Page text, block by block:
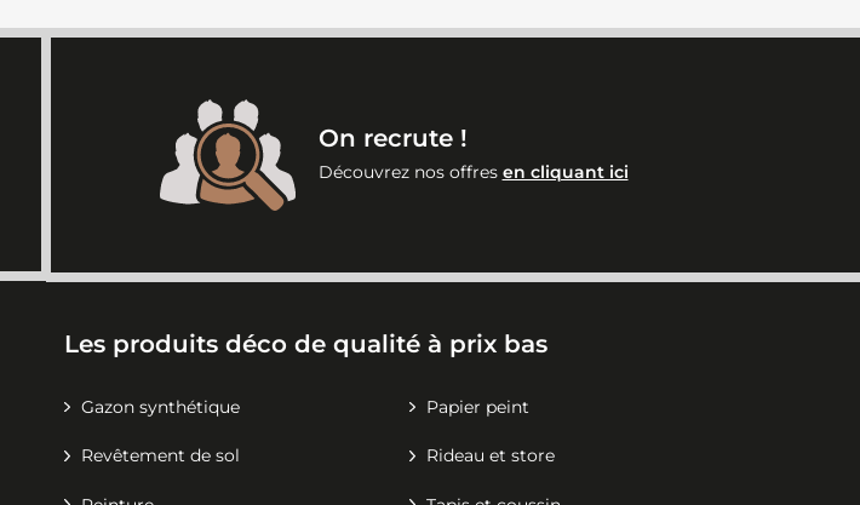
On recrute !
Découvrez nos offres en cliquant ici
Les produits déco de qualité à prix bas
Gazon synthétique Papier peint
Revêtement de sol Rideau et store